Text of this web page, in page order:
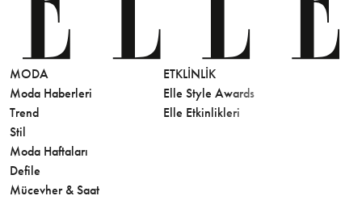
MODA
Moda Haberleri
Trend
Stil
Moda Haftaları
Defile
Mücevher & Saat
ETKLINLIK
Elle Style Awards
Elle Etkinlikleri